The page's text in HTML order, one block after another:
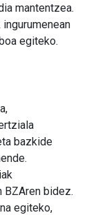
mantentzea.
egiteko.
bazkide
BZAren bidez.
egiteko,